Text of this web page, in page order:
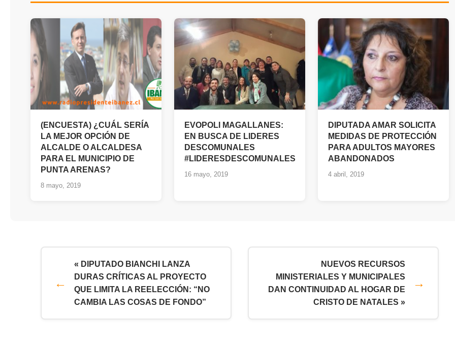
(ENCUESTA) ¿CUÁL SERÍA
LA MEJOR OPCIÓN DE
ALCALDE O ALCALDESA
PARA EL MUNICIPIO DE
PUNTA ARENAS?
8 mayo, 2019
EVOPOLI MAGALLANES:
EN BUSCA DE LIDERES
DESCOMUNALES
#LIDERESDESCOMUNALES
16 mayo, 2019
DIPUTADA AMAR SOLICITA
MEDIDAS DE PROTECCIÓN
PARA ADULTOS MAYORES
ABANDONADOS
4 abril, 2019
« DIPUTADO BIANCHI LANZA
DURAS CRÍTICAS AL PROYECTO
QUE LIMITA LA REELECCIÓN: “NO
CAMBIA LAS COSAS DE FONDO”
NUEVOS RECURSOS
MINISTERIALES Y MUNICIPALES
DAN CONTINUIDAD AL HOGAR DE
CRISTO DE NATALES »